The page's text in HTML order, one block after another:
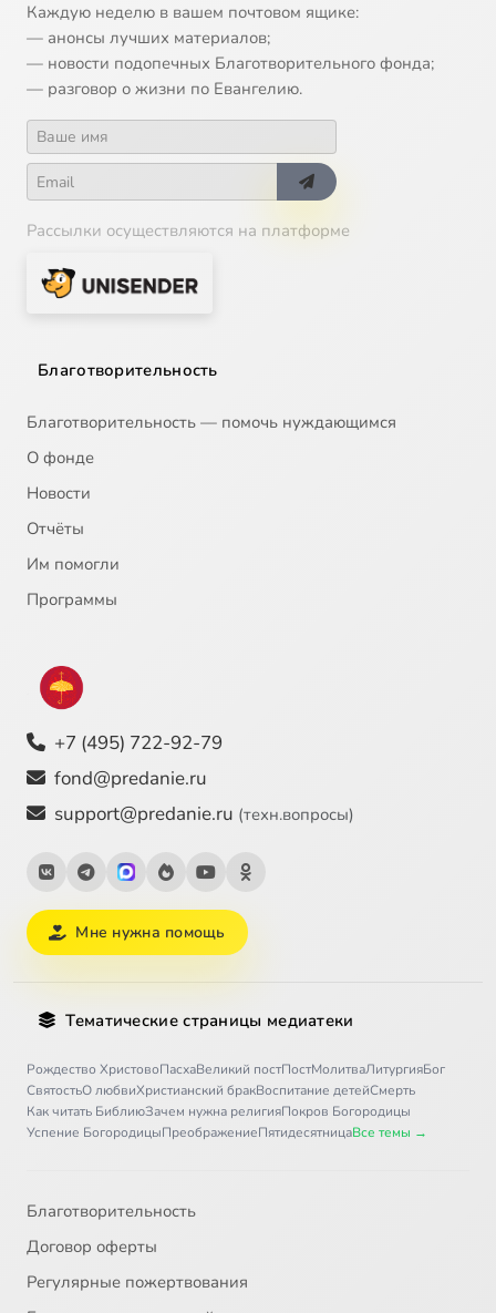
Каждую неделю в вашем почтовом ящике:
— анонсы лучших материалов;
— новости подопечных Благотворительного фонда;
— разговор о жизни по Евангелию.
Рассылки осуществляются на платформе
Благотворительность
Благотворительность — помочь нуждающимся
О фонде
Новости
Отчёты
Им помогли
Программы
+7 (495) 722-92-79
fond@predanie.ru
support@predanie.ru (техн.вопросы)
Мне нужна помощь
Тематические страницы медиатеки
Рождество ХристовоПасхаВеликий постПостМолитваЛитургияБог
СвятостьО любвиХристианский бракВоспитание детейСмерть
Как читать БиблиюЗачем нужна религияПокров Богородицы
Успение БогородицыПреображениеПятидесятницаВсе темы →
Благотворительность
Договор оферты
Регулярные пожертвования